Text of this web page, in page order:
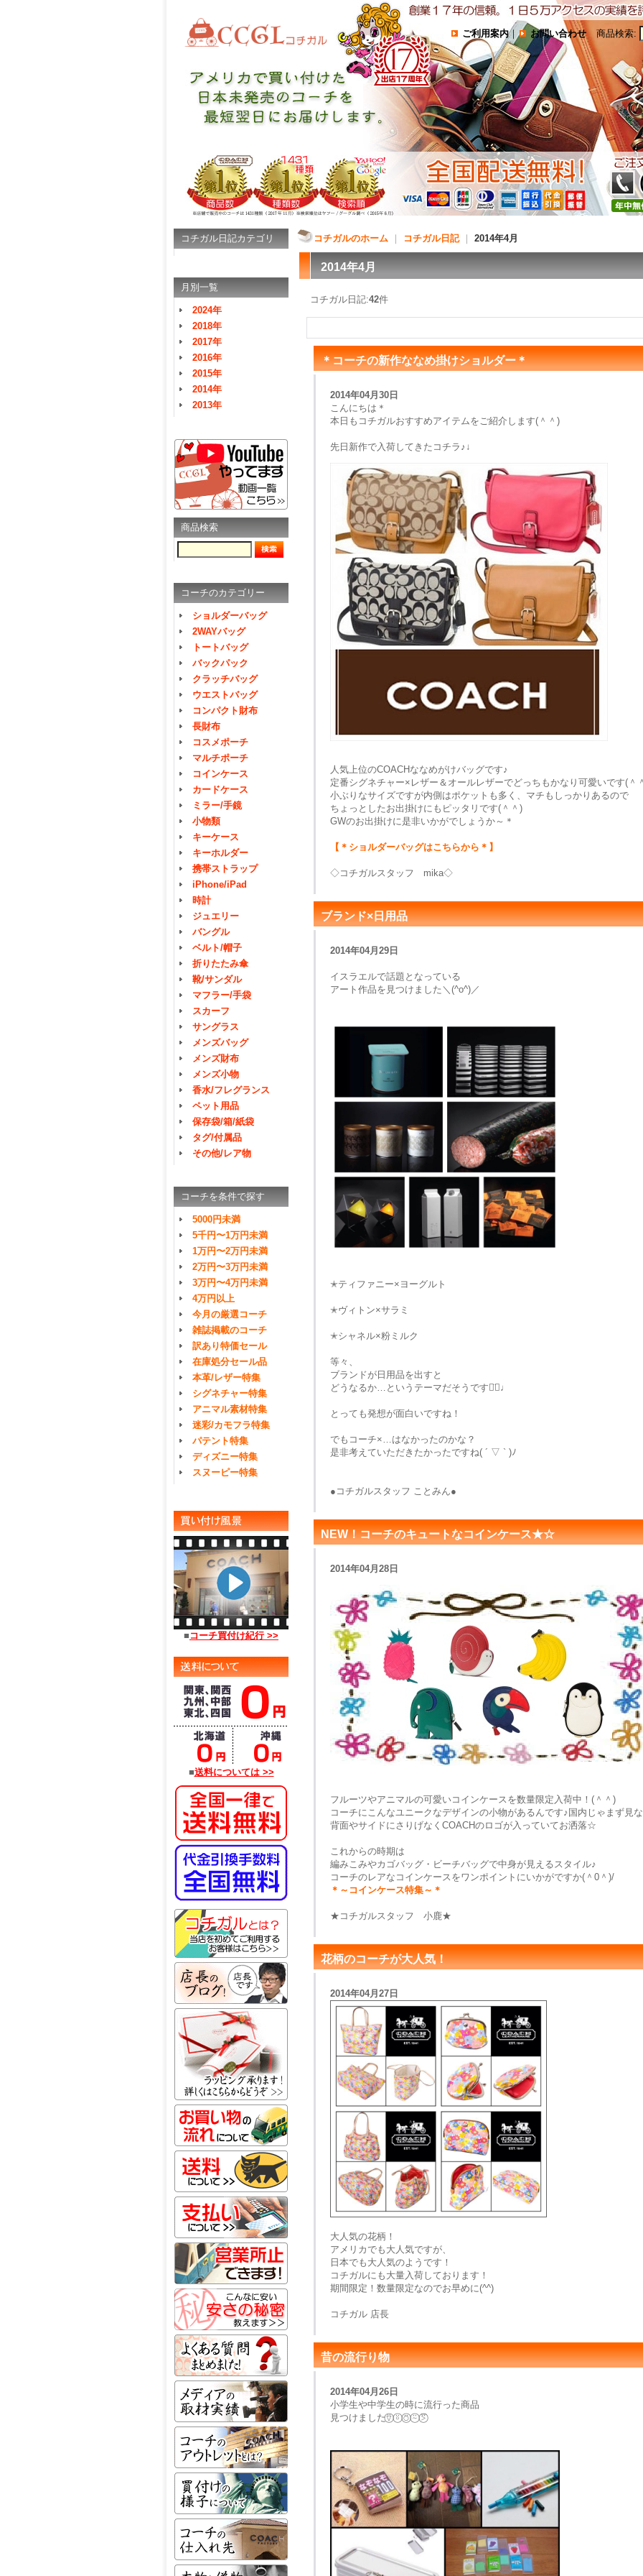
ご利用案内｜ お問い合わせ 商品検索:
コチガル日記カテゴリ
月別一覧
2024年
2018年
2017年
2016年
2015年
2014年
2013年
商品検索
コーチのカテゴリー
ショルダーバッグ
2WAYバッグ
トートバッグ
バックパック
クラッチバッグ
ウエストバッグ
コンパクト財布
長財布
コスメポーチ
マルチポーチ
コインケース
カードケース
ミラー/手鏡
小物類
キーケース
キーホルダー
携帯ストラップ
iPhone/iPad
時計
ジュエリー
バングル
ベルト/帽子
折りたたみ傘
靴/サンダル
マフラー/手袋
スカーフ
サングラス
メンズバッグ
メンズ財布
メンズ小物
香水/フレグランス
ペット用品
保存袋/箱/紙袋
タグ/付属品
その他/レア物
コーチを条件で探す
5000円未満
5千円〜1万円未満
1万円〜2万円未満
2万円〜3万円未満
3万円〜4万円未満
4万円以上
今月の厳選コーチ
雑誌掲載のコーチ
訳あり特価セール
在庫処分セール品
本革/レザー特集
シグネチャー特集
アニマル素材特集
迷彩/カモフラ特集
パテント特集
ディズニー特集
スヌーピー特集
■ コーチ買付け紀行 >>
■送料については >>
コチガルのホーム コチガル日記｜ 2014年4月
2014年4月
コチガル日記:42件
＊コーチの新作ななめ掛けショルダー＊
2014年04月30日
こんにちは＊
本日もコチガルおすすめアイテムをご紹介します(＾＾)
先日新作で入荷してきたコチラ♪↓
人気上位のCOACHななめがけバッグです♪
定番シグネチャー×レザー＆オールレザーでどっちもかなり可愛いです(＾
小ぶりなサイズですが内側はポケットも多く、マチもしっかりあるので
ちょっとしたお出掛けにもピッタリです(＾＾)
GWのお出掛けに是非いかがでしょうか～＊
【＊ショルダーバッグはこちらから＊】
◇コチガルスタッフ mika◇
ブランド×日用品
2014年04月29日
イスラエルで話題となっている
アート作品を見つけました＼(^o^)／
✭ティファニー×ヨーグルト
✭ヴィトン×サラミ
✭シャネル×粉ミルク
等々、
ブランドが日用品を出すと
どうなるか…というテーマだそうです◡̈⃝♩
とっても発想が面白いですね！
でもコーチ×…はなかったのかな？
是非考えていただきたかったですね( ´ ▽ ` )ﾉ
●コチガルスタッフ ことみん●
NEW！コーチのキュートなコインケース★☆
2014年04月28日
フルーツやアニマルの可愛いコインケースを数量限定入荷中！(＾＾)
コーチにこんなユニークなデザインの小物があるんです♪国内じゃまず見
背面やサイドにさりげなくCOACHのロゴが入っていてお洒落☆
これからの時期は
編みこみやカゴバッグ・ビーチバッグで中身が見えるスタイル♪
コーチのレアなコインケースをワンポイントにいかがですか(＾0＾)/
＊～コインケース特集～＊
★コチガルスタッフ 小鹿★
花柄のコーチが大人気！
2014年04月27日
大人気の花柄！
アメリカでも大人気ですが、
日本でも大人気のようです！
コチガルにも大量入荷しております！
期間限定！数量限定なのでお早めに(^^)
コチガル 店長
昔の流行り物
2014年04月26日
小学生や中学生の時に流行った商品
見つけました⍢⃝ ⍤⃝ ⍥⃝ ⍨⃝ ⍩⃝⃜